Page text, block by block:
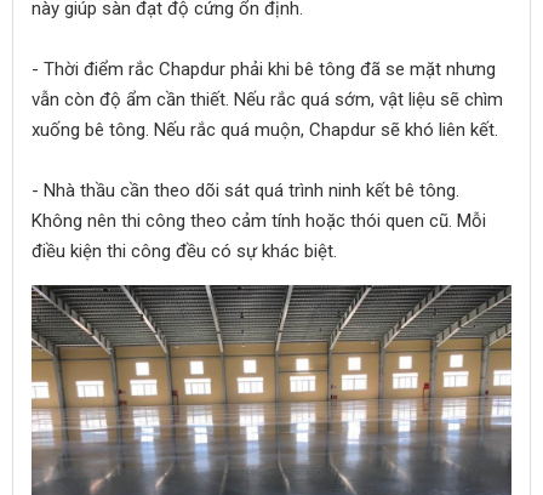
này giúp sàn đạt độ cứng ổn định.
- Thời điểm rắc Chapdur phải khi bê tông đã se mặt nhưng
vẫn còn độ ẩm cần thiết. Nếu rắc quá sớm, vật liệu sẽ chìm
xuống bê tông. Nếu rắc quá muộn, Chapdur sẽ khó liên kết.
- Nhà thầu cần theo dõi sát quá trình ninh kết bê tông.
Không nên thi công theo cảm tính hoặc thói quen cũ. Mỗi
điều kiện thi công đều có sự khác biệt.